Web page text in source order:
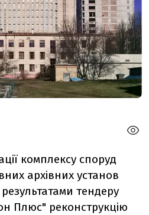
комплексу споруд
архівних установ
тендеру
Плюс" реконструкцію